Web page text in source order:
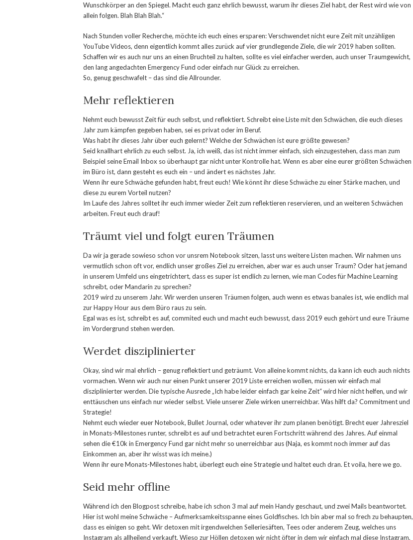
Wunschkörper an den Spiegel. Macht euch ganz ehrlich bewusst, warum ihr dieses Ziel habt, der Rest wird wie von
allein folgen. Blah Blah Blah.“
Nach Stunden voller Recherche, möchte ich euch eines ersparen: Verschwendet nicht eure Zeit mit unzähligen
YouTube Videos, denn eigentlich kommt alles zurück auf vier grundlegende Ziele, die wir 2019 haben sollten.
Schaffen wir es auch nur uns an einen Bruchteil zu halten, sollte es viel einfacher werden, auch unser Traumgewicht,
den lang angedachten Emergency Fund oder einfach nur Glück zu erreichen.
So, genug geschwafelt – das sind die Allrounder.
Mehr reflektieren
Nehmt euch bewusst Zeit für euch selbst, und reflektiert. Schreibt eine Liste mit den Schwächen, die euch dieses
Jahr zum kämpfen gegeben haben, sei es privat oder im Beruf.
Was habt ihr dieses Jahr über euch gelernt? Welche der Schwächen ist eure größte gewesen?
Seid knallhart ehrlich zu euch selbst. Ja, ich weiß, das ist nicht immer einfach, sich einzugestehen, dass man zum
Beispiel seine Email Inbox so überhaupt gar nicht unter Kontrolle hat. Wenn es aber eine eurer größten Schwächen
im Büro ist, dann gesteht es euch ein – und ändert es nächstes Jahr.
Wenn ihr eure Schwäche gefunden habt, freut euch! Wie könnt ihr diese Schwäche zu einer Stärke machen, und
diese zu eurem Vorteil nutzen?
Im Laufe des Jahres solltet ihr euch immer wieder Zeit zum reflektieren reservieren, und an weiteren Schwächen
arbeiten. Freut euch drauf!
Träumt viel und folgt euren Träumen
Da wir ja gerade sowieso schon vor unsrem Notebook sitzen, lasst uns weitere Listen machen. Wir nahmen uns
vermutlich schon oft vor, endlich unser großes Ziel zu erreichen, aber war es auch unser Traum? Oder hat jemand
in unserem Umfeld uns eingetrichtert, dass es super ist endlich zu lernen, wie man Codes für Machine Learning
schreibt, oder Mandarin zu sprechen?
2019 wird zu unserem Jahr. Wir werden unseren Träumen folgen, auch wenn es etwas banales ist, wie endlich mal
zur Happy Hour aus dem Büro raus zu sein.
Egal was es ist, schreibt es auf, commited euch und macht euch bewusst, dass 2019 euch gehört und eure Träume
im Vordergrund stehen werden.
Werdet disziplinierter
Okay, sind wir mal ehrlich – genug reflektiert und geträumt. Von alleine kommt nichts, da kann ich euch auch nichts
vormachen. Wenn wir auch nur einen Punkt unserer 2019 Liste erreichen wollen, müssen wir einfach mal
disziplinierter werden. Die typische Ausrede „Ich habe leider einfach gar keine Zeit“ wird hier nicht helfen, und wir
enttäuschen uns einfach nur wieder selbst. Viele unserer Ziele wirken unerreichbar. Was hilft da? Commitment und
Strategie!
Nehmt euch wieder euer Notebook, Bullet Journal, oder whatever ihr zum planen benötigt. Brecht euer Jahresziel
in Monats-Milestones runter, schreibt es auf und betrachtet euren Fortschritt während des Jahres. Auf einmal
sehen die €10k in Emergency Fund gar nicht mehr so unerreichbar aus (Naja, es kommt noch immer auf das
Einkommen an, aber ihr wisst was ich meine.)
Wenn ihr eure Monats-Milestones habt, überlegt euch eine Strategie und haltet euch dran. Et voila, here we go.
Seid mehr offline
Während ich den Blogpost schreibe, habe ich schon 3 mal auf mein Handy geschaut, und zwei Mails beantwortet.
Hier ist wohl meine Schwäche – Aufmerksamkeitsspanne eines Goldfisches. Ich bin aber mal so frech zu behaupten,
dass es einigen so geht. Wir detoxen mit irgendwelchen Selleriesäften, Tees oder anderem Zeug, welches uns
Instagram als allheilend verkauft. Wieso zur Höllen detoxen wir nicht öfter in dem wir einfach mal diese Instagram,